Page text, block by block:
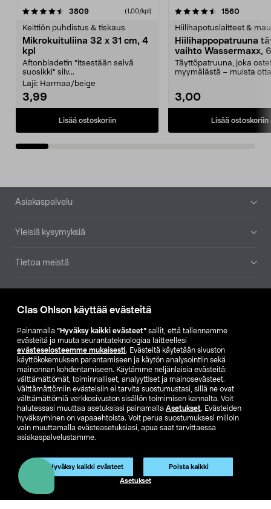
Clas Ohlson käyttää evästeitä
Painamalla ”Hyväksy kaikki evästeet” sallit, että tallennamme
evästeitä ja muuta seurantateknologiaa laitteellesi
evästeselosteemme mukaisesti. Evästeitä käytetään sivuston
käyttökokemuksen parantamiseen ja käytön analysointiin sekä
mainonnan kohdentamiseen. Käytämme neljänlaisia evästeitä:
välttämättömät, toiminnalliset, analyyttiset ja mainosevästeet.
Välttämättömiin evästeisiin ei tarvita suostumustasi, sillä ne ovat
välttämättömiä verkkosivuston sisällön toimimisen kannalta. Voit
halutessasi muuttaa asetuksiasi painamalla Asetukset. Evästeiden
hyväksyminen on vapaaehtoista. Voit perua suostumuksesi milloin
vain muuttamalla evästeasetuksiasi, apua saat tarvittaessa
asiakaspalvelustamme.
Hyväksy kaikki evästeet Poista kaikki
Asetukset
3809arvostelut (1,00/kpl)
Keittiön puhdistus & tiskaus
Mikrokuituliina 32 x 31 cm, 4
kpl
Aftonbladetin "itsestään selvä
suosikki" siiv...
Laji: Harmaa/beige
3,99
Lisää ostoskoriin
4.5viidestä
1560
Hiilihapotuslaitteet &
Hiilihappopatruuna
vaihto Wassermaxx,
Täyttöpatruuna, joka
myymälästä – muista
3,00
Lisää ostoskoriin
4.5viidestä
Alatunniste
Asiakaspalvelu
Yleisiä kysymyksiä
Tietoa meistä
Etsi myymälä
SE NO FI
FI SV
Ostoehdot